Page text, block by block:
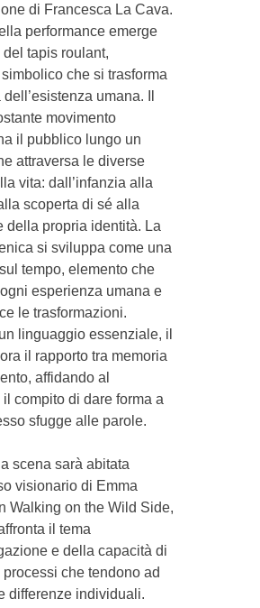
di Francesca La Cava.
performance emerge
del tapis roulant,
che si trasforma
umana. Il
movimento
il pubblico lungo un
attraversa le diverse
vita: dall’infanzia alla
scoperta di sé alla
della propria identità. La
si sviluppa come una
tempo, elemento che
esperienza umana e
le trasformazioni.
linguaggio essenziale, il
il rapporto tra memoria
affidando al
compito di dare forma a
sfugge alle parole.
scena sarà abitata
visionario di Emma
Walking on the Wild Side,
il tema
e della capacità di
che tendono ad
differenze individuali.